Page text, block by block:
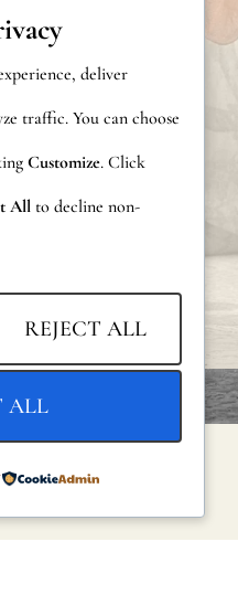
deliver
traffic. You can choose
Customize. Click
All to decline non-
REJECT ALL
ALL